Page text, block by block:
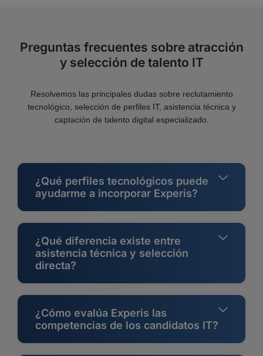
Preguntas frecuentes sobre atracción
y selección de talento IT
Resolvemos las principales dudas sobre reclutamiento
tecnológico, selección de perfiles IT, asistencia técnica y
captación de talento digital especializado.
¿Qué perfiles tecnológicos puede
ayudarme a incorporar Experis?
¿Qué diferencia existe entre
asistencia técnica y selección
directa?
¿Cómo evalúa Experis las
competencias de los candidatos IT?